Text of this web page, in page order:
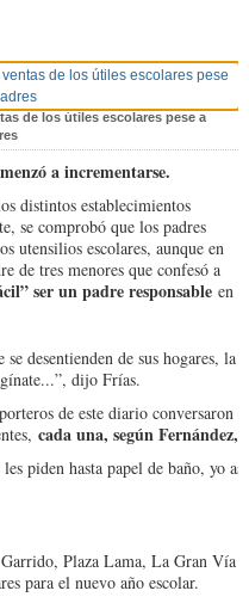
de los útiles escolares pese a
a incrementarse.
distintos establecimientos
se comprobó que los padres
utensilios escolares, aunque en
de tres menores que confesó a
ser un padre responsable en
desentienden de sus hogares,
dijo Frías.
de este diario conversaron
cada una, según Fernández,
piden hasta papel de baño, yo
Garrido, Plaza Lama, La Gran
para el nuevo año escolar.